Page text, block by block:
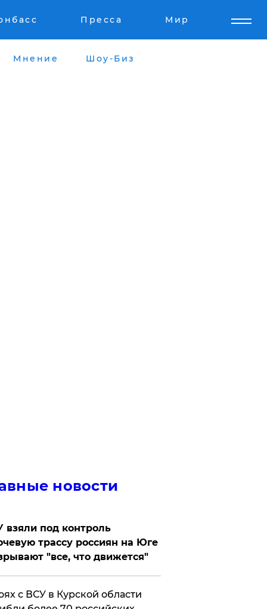
Пресса Мир
Мнение Шоу-Биз
новости
взяли под контроль
трассу россиян на Юге
"все, что движется"
с ВСУ в Курской области